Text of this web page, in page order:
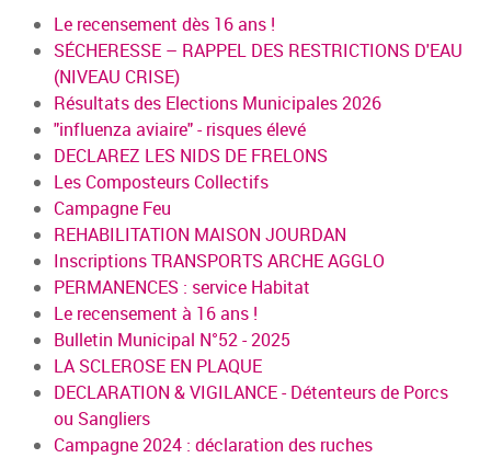
Le recensement dès 16 ans !
SÉCHERESSE – RAPPEL DES RESTRICTIONS D'EAU
(NIVEAU CRISE)
Résultats des Elections Municipales 2026
"influenza aviaire" - risques élevé
DECLAREZ LES NIDS DE FRELONS
Les Composteurs Collectifs
Campagne Feu
REHABILITATION MAISON JOURDAN
Inscriptions TRANSPORTS ARCHE AGGLO
PERMANENCES : service Habitat
Le recensement à 16 ans !
Bulletin Municipal N°52 - 2025
LA SCLEROSE EN PLAQUE
DECLARATION & VIGILANCE - Détenteurs de Porcs
ou Sangliers
Campagne 2024 : déclaration des ruches